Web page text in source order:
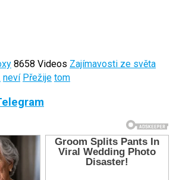
8658 Videos Zajímavosti ze světa
neví Přežije tom